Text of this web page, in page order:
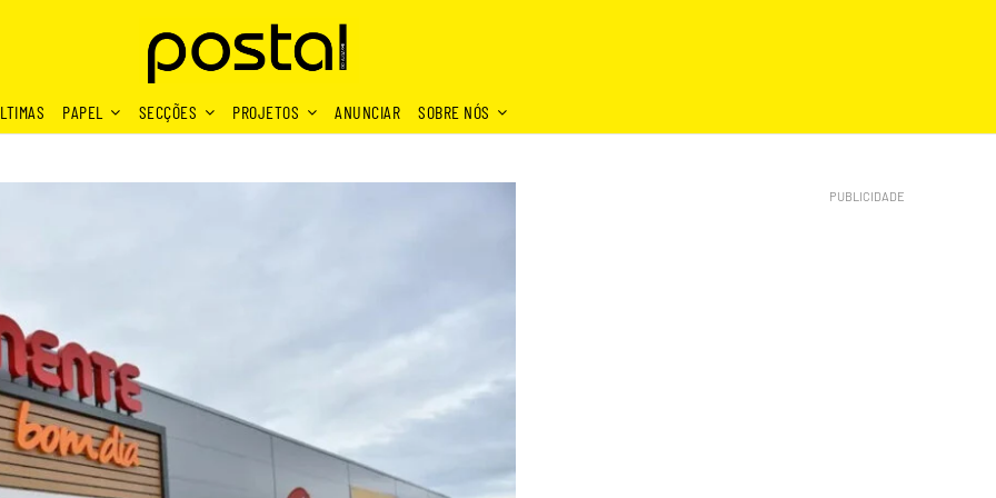
PAPEL SECÇÕES PROJETOS ANUNCIAR SOBRE NÓS